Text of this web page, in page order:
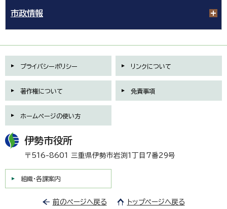
市政情報
プライバシーポリシー リンクについて
著作権について 免責事項
ホームページの使い方
伊勢市役所
〒516-8601 三重県伊勢市岩渕1丁目7番29号
組織・各課案内
前のページへ戻る トップページへ戻る